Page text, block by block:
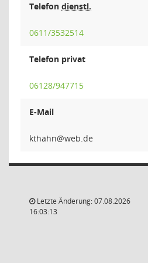
Telefon dienstl.
0611/3532514
Telefon privat
06128/947715
E-Mail
nha
Letzte Änderung: 07.08.2026
16:03:13